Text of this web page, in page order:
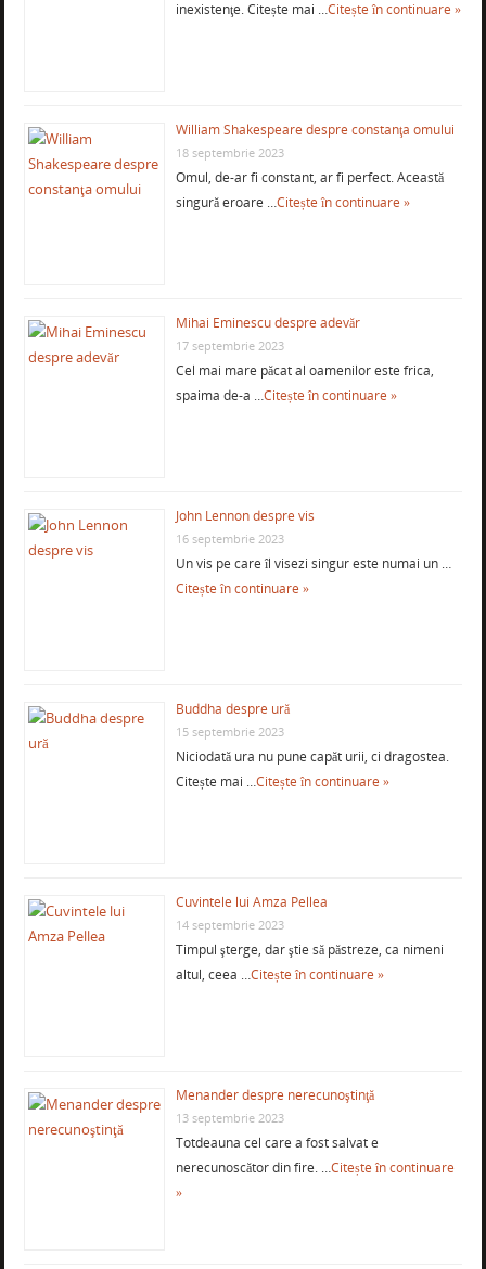
inexistenţe. Citește mai …Citește în continuare »
William Shakespeare despre constanţa omului
18 septembrie 2023
Omul, de-ar fi constant, ar fi perfect. Această
singură eroare …Citește în continuare »
Mihai Eminescu despre adevăr
17 septembrie 2023
Cel mai mare păcat al oamenilor este frica,
spaima de-a …Citește în continuare »
John Lennon despre vis
16 septembrie 2023
Un vis pe care îl visezi singur este numai un …
Citește în continuare »
Buddha despre ură
15 septembrie 2023
Niciodată ura nu pune capăt urii, ci dragostea.
Citește mai …Citește în continuare »
Cuvintele lui Amza Pellea
14 septembrie 2023
Timpul şterge, dar ştie să păstreze, ca nimeni
altul, ceea …Citește în continuare »
Menander despre nerecunoştinţă
13 septembrie 2023
Totdeauna cel care a fost salvat e
nerecunoscător din fire. …Citește în continuare
»